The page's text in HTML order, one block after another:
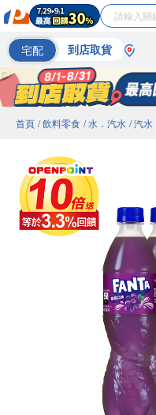
宅配 到店取貨
首頁 / 飲料零食 / 水．汽水 / 汽水